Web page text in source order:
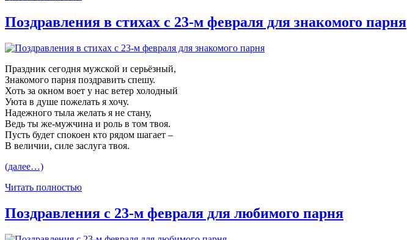
Поздравления в стихах с 23-м февраля для знакомого парня
Праздник сегодня мужской и серьёзный,
Знакомого парня поздравить спешу.
Хоть за окном воет у нас ветер холодный
Уюта в душе пожелать я хочу.
Надежного тыла желать я не стану,
Ведь ты же-мужчина и роль в том твоя.
Пусть будет спокоен кто рядом шагает –
В величии, силе заслуга твоя.
(далее…)
Читать полностью
Поздравления с 23-м февраля для любимого парня